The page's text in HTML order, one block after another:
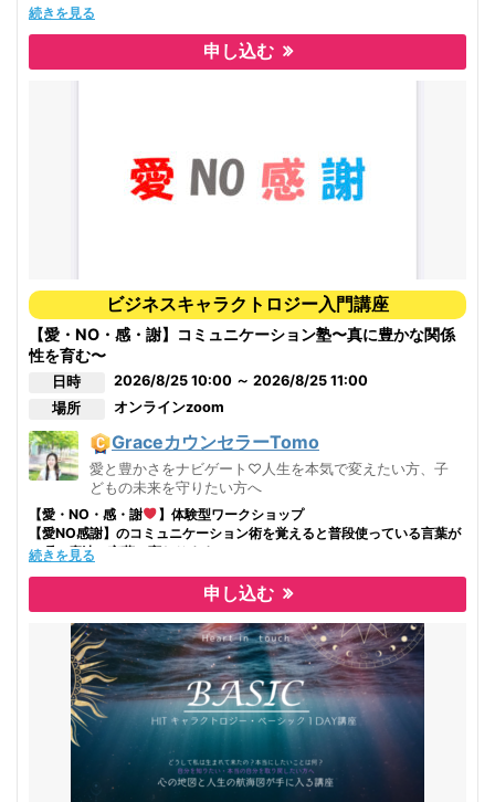
人間関係で我慢してストレスが溜まるのはしんどい。仲が良かった人
とトラブルが起きて離れてしまうのは辛い。
どこまで健康を維持できるだろう…。
…とりあえず、今はまだ、なんとか、やっているけど…
これからの一生、あなたの役に立つ学びがここにあります。
【講師・LO美有紀の強み】
①HITキャラクトロジー心理学協会設立当初からの0期生講師。
今まで松山・東京・オンラインで全国の方々へのクラス開催。
②ベーシックマスターの上位資格グランドマスターとして、自
分もベーシックマスターになりたい方・収入を得ていきたい方へ
のビジネス構築サポート体制がある。
③協会上位クラスである1年間に及ぶヒーラークラス4回受講。
より「キャラクトロジー」の理解が深い。
④プロセスグループ数十回以上参加。休むことなく学び、自分
を癒し続けている。
⑤1day講座後に学びを深めたい方へのフォローアップ有り
⑥講座は参加者のニーズに合わせた、多くの実体験から伝える
「分かり易い」「楽しい」内容だと定評
【恋愛キャラクトロジーは、恋愛だけじゃない
CCTで自分の本当のニーズを見つけられるって？
え？親子の関係性もキャラクトロジー相関力学で紐解けるの？！
子育てに必要な【家族】についての正しい知識が得られるってホン
こんな方に・・・
恋愛キャラクトロジーは必須
□何が間違っていないのか？がわからなくて困っている方
□自分が今、どこにいるのかわからない方
□パートナーシップを改善したい方/現在の夫婦関係をなんとかしたい！
方
□本当に結婚したい方
□恋を愛に育てたい方/恋と愛の違いを知りたい方
□自立したい方・ビジネスを始めたい方
□【キャラクトロジー・コーチング・テクニック（CCT）】を身に付け
たい方
（CCTとは感情的な反応（RER）の葛藤を紐解くセルフスキル）
1つでも当てはまる方は、【恋愛キャラクトロジー】が必須です。
『え？？？そういう事だったの？？？？？』に、気が付いて
♥️【愛と豊かさ】をあなたのものに・・・♥️
★目から鱗の発見が、盛りだくさんの時間★
続きを見る
申し込む
ビジネスキャラクトロジー入門講座
【愛・NO・感・謝】コミュニケーション塾〜真に豊かな関係
性を育む〜
日時
2026/8/25 10:00 ～ 2026/8/25 11:00
場所
オンラインzoom
GraceカウンセラーTomo
愛と豊かさをナビゲート♡人生を本気で変えたい方、子
どもの未来を守りたい方へ
【愛・NO・感・謝
】体験型ワークショップ
【愛NO感謝】のコミュニケーション術を覚えると普段使っている言葉が
一瞬で魔法の言葉に変わります！
各テーマごとに健全なバウンダリーの引き方をお伝えして行きます。
『それ、実はあなたの持ちものじゃないんです！』
あなたが普段『私の感情』と思ってるもの、
実は自分の持ちものじゃない場合があるんです！
だから、『どうしたらいいか、わからない！』
だから、『どうしてこうなるのか？わからない！』が起こるんです。
【愛・NO・感・謝
】のコミュニケーション塾は
毎月定期的に開催しています。
続きを見る
申し込む